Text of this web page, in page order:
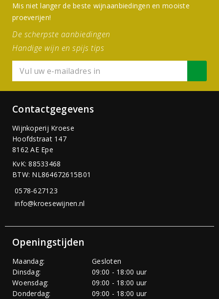
Mis niet langer de beste wijnaanbiedingen en mooiste
proeverijen!
De scherpste aanbiedingen
Handige wijn en spijs tips
Contactgegevens
Wijnkoperij Kroese
Hoofdstraat 147
8162 AE Epe
KvK: 88533468
BTW: NL864672615B01
0578-627123
info@kroesewijnen.nl
Openingstijden
Maandag:
Gesloten
Dinsdag:
09:00 - 18:00 uur
Woensdag:
09:00 - 18:00 uur
Donderdag:
09:00 - 18:00 uur